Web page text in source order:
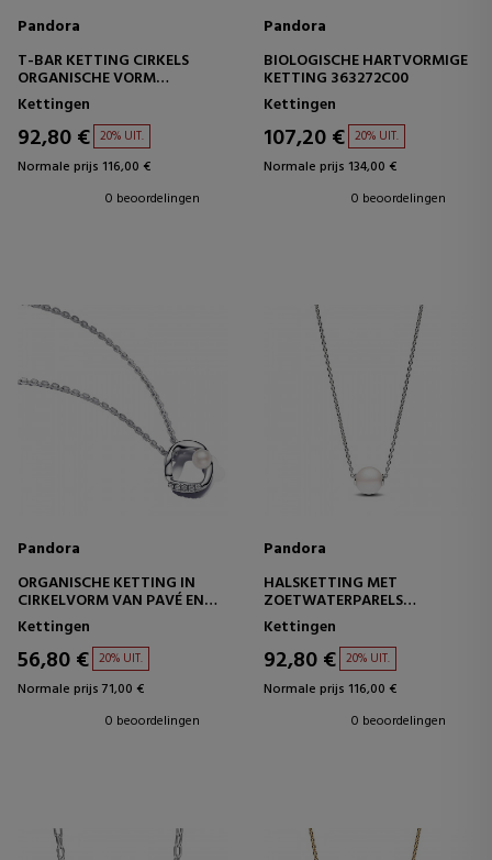
Pandora
T-BAR KETTING CIRKELS
ORGANISCHE VORM
363255C00
Kettingen
92,80 € 20% UIT.
Normale prijs 116,00 €
0 beoordelingen
Pandora
BIOLOGISCHE HARTVORMIGE
KETTING 363272C00
Kettingen
107,20 € 20% UIT.
Normale prijs 134,00 €
0 beoordelingen
Pandora
ORGANISCHE KETTING IN
CIRKELVORM VAN PAVÉ EN
GEKWEEKTE
ZOETWATERPARELS
393303C01
Kettingen
56,80 € 20% UIT.
Normale prijs 71,00 €
0 beoordelingen
Pandora
HALSKETTING MET
ZOETWATERPARELS
393167C01
Kettingen
92,80 € 20% UIT.
Normale prijs 116,00 €
0 beoordelingen